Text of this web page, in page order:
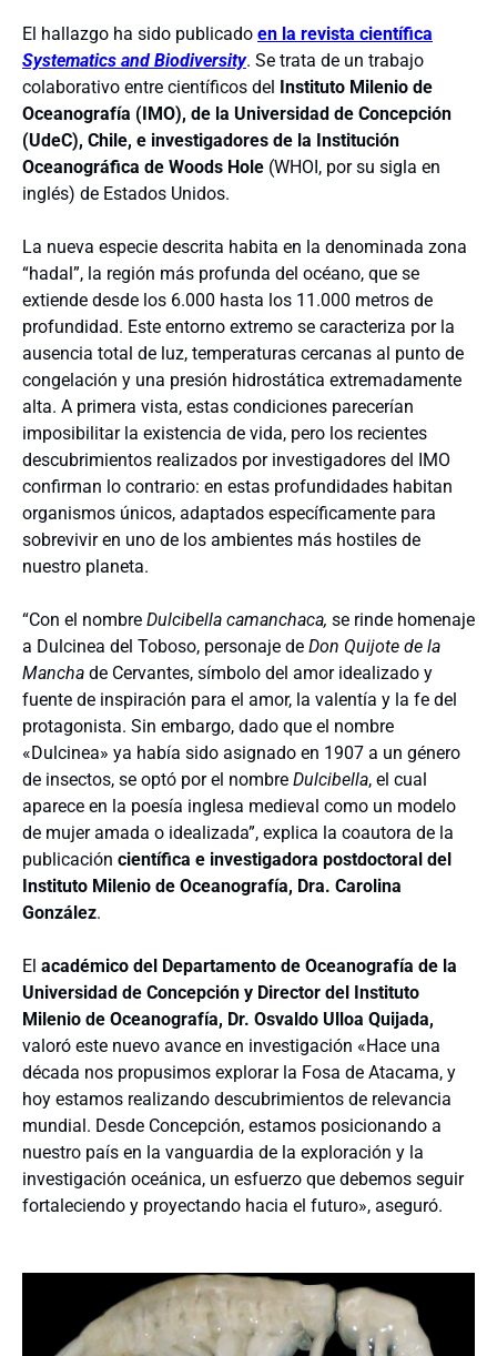
El hallazgo ha sido publicado en la revista científica
Systematics and Biodiversity. Se trata de un trabajo
colaborativo entre científicos del Instituto Milenio de
Oceanografía (IMO), de la Universidad de Concepción
(UdeC), Chile, e investigadores de la Institución
Oceanográfica de Woods Hole (WHOI, por su sigla en
inglés) de Estados Unidos.
La nueva especie descrita habita en la denominada zona
“hadal”, la región más profunda del océano, que se
extiende desde los 6.000 hasta los 11.000 metros de
profundidad. Este entorno extremo se caracteriza por la
ausencia total de luz, temperaturas cercanas al punto de
congelación y una presión hidrostática extremadamente
alta. A primera vista, estas condiciones parecerían
imposibilitar la existencia de vida, pero los recientes
descubrimientos realizados por investigadores del IMO
confirman lo contrario: en estas profundidades habitan
organismos únicos, adaptados específicamente para
sobrevivir en uno de los ambientes más hostiles de
nuestro planeta.
“Con el nombre Dulcibella camanchaca, se rinde homenaje
a Dulcinea del Toboso, personaje de Don Quijote de la
Mancha de Cervantes, símbolo del amor idealizado y
fuente de inspiración para el amor, la valentía y la fe del
protagonista. Sin embargo, dado que el nombre
«Dulcinea» ya había sido asignado en 1907 a un género
de insectos, se optó por el nombre Dulcibella, el cual
aparece en la poesía inglesa medieval como un modelo
de mujer amada o idealizada”, explica la coautora de la
publicación científica e investigadora postdoctoral del
Instituto Milenio de Oceanografía, Dra. Carolina
González.
El académico del Departamento de Oceanografía de la
Universidad de Concepción y Director del Instituto
Milenio de Oceanografía, Dr. Osvaldo Ulloa Quijada,
valoró este nuevo avance en investigación «Hace una
década nos propusimos explorar la Fosa de Atacama, y
hoy estamos realizando descubrimientos de relevancia
mundial. Desde Concepción, estamos posicionando a
nuestro país en la vanguardia de la exploración y la
investigación oceánica, un esfuerzo que debemos seguir
fortaleciendo y proyectando hacia el futuro», aseguró.